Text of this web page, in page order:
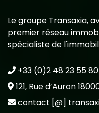
Le groupe Transaxia,
premier réseau
spécialiste de
+33 (0)2 48 23 55 80
121, Rue d’Auron
contact [@]